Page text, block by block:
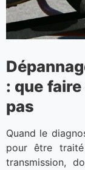
: que
pas
Quand le
pour être
transmission,